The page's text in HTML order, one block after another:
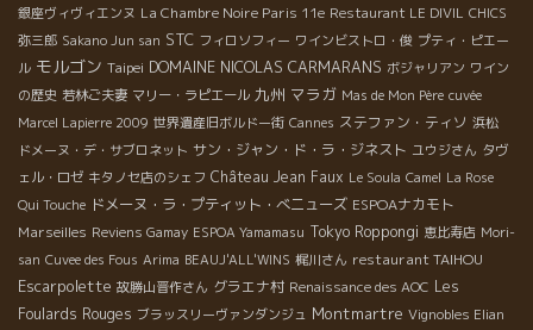
銀座ヴィヴィエンヌ La Chambre Noire Paris 11e Restaurant LE DIVIL CHICS
弥三郎 Sakano Jun san STC フィロソフィー ワインビストロ・俊 プティ・ピエー
ル モルゴン Taipei DOMAINE NICOLAS CARMARANS ボジャリアン ワイン
の歴史 若林ご夫妻 マリー・ラピエール 九州 マラガ Mas de Mon Père cuvée
Marcel Lapierre 2009 世界遺産旧ボルドー街 Cannes ステファン・ティソ 浜松
ドメーヌ・デ・サブロネット サン・ジャン・ド・ラ・ジネスト ユウジさん タヴ
ェル・ロゼ キタノセ店のシェフ Château Jean Faux Le Soula Camel La Rose
Qui Touche ドメーヌ・ラ・プティット・べニューズ ESPOAナカモト
Marseilles Reviens Gamay ESPOA Yamamasu Tokyo Roppongi 恵比寿店 Mori-
san Cuvee des Fous Arima BEAUJ'ALL'WINS 梶川さん restaurant TAIHOU
Escarpolette 故勝山晋作さん グラエナ村 Renaissance des AOC Les
Foulards Rouges ブラッスリーヴァンダンジュ Montmartre Vignobles Elian